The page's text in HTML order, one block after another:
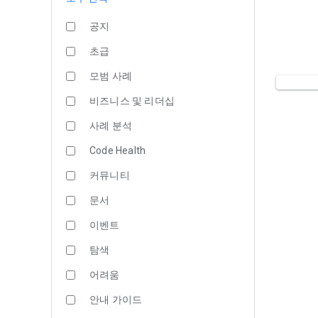
공지
초급
모범 사례
비즈니스 및 리더십
사례 분석
Code Health
커뮤니티
문서
이벤트
탐색
어려움
안내 가이드